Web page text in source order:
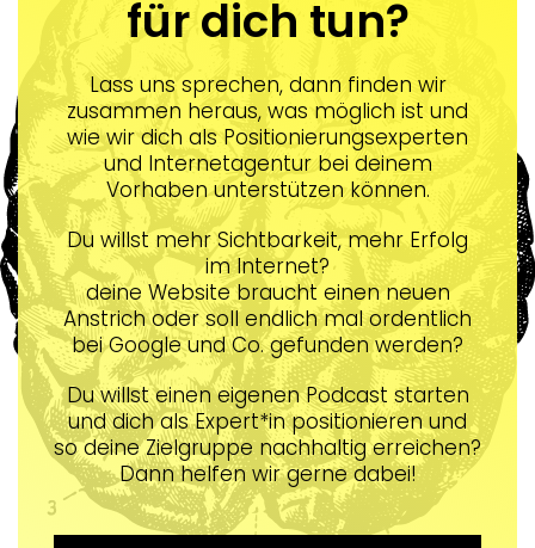
für dich tun?
Lass uns sprechen, dann finden wir
zusammen heraus, was möglich ist und
wie wir dich als Positionierungsexperten
und Internetagentur bei deinem
Vorhaben unterstützen können.
Du willst mehr Sichtbarkeit, mehr Erfolg
im Internet?
deine Website braucht einen neuen
Anstrich oder soll endlich mal ordentlich
bei Google und Co. gefunden werden?
Du willst einen eigenen Podcast starten
und dich als Expert*in positionieren und
so deine Zielgruppe nachhaltig erreichen?
Dann helfen wir gerne dabei!